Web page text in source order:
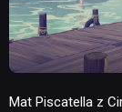
Mat Piscatella z